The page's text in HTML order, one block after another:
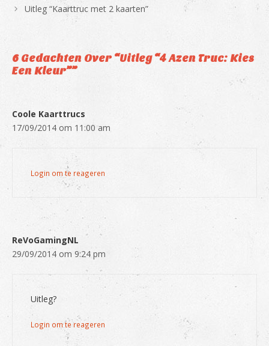
Uitleg “Kaarttruc met 2 kaarten”
6 Gedachten Over “Uitleg “4 Azen Truc: Kies
Een Kleur””
Coole Kaarttrucs
17/09/2014 om 11:00 am
Login om te reageren
ReVoGamingNL
29/09/2014 om 9:24 pm
Uitleg?
Login om te reageren